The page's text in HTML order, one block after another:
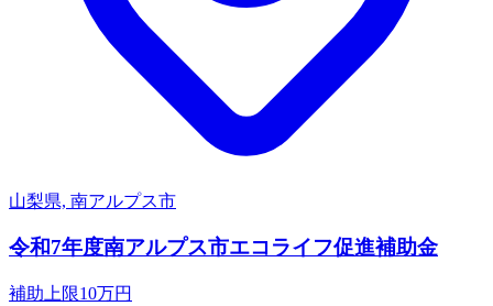
山梨県, 南アルプス市
令和7年度南アルプス市エコライフ促進補助金
補助上限10万円